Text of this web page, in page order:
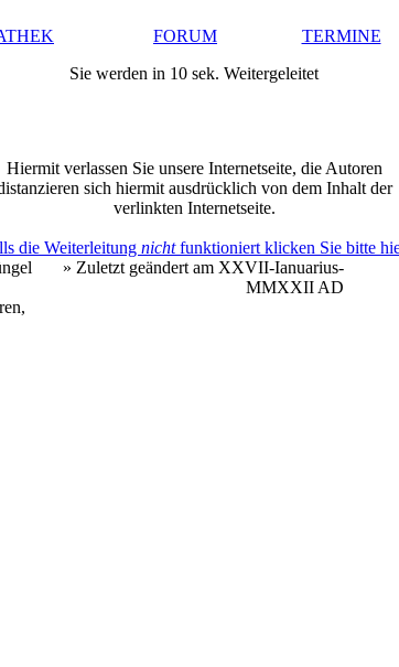
FORUM TERMINE
Sie werden in 10 sek. Weitergeleitet
Hiermit verlassen Sie unsere Internetseite, die Autoren
distanzieren sich hiermit ausdrücklich von dem Inhalt der
die Weiterleitungnichtfunktioniert klicken Sie bitte hier
» Zuletzt geändert am XXVII-Ianuarius-